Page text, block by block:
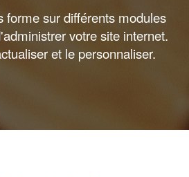
forme sur différents modules
votre site internet.
et le personnaliser.